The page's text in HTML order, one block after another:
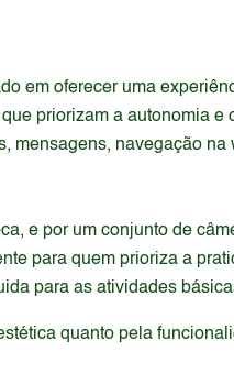
em oferecer uma
priorizam a autonomia
navegação
e por um conjunto de
para quem prioriza a
para as atividades
quanto pela